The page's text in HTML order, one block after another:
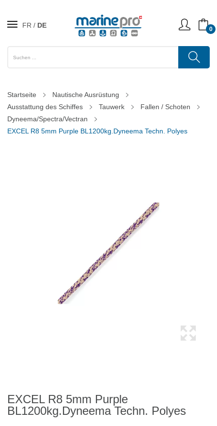
FR DE 0
Startseite
Nautische Ausrüstung
Ausstattung des Schiffes
Tauwerk
Fallen / Schoten
Dyneema/Spectra/Vectran
EXCEL R8 5mm Purple BL1200kg.Dyneema Techn. Polyes
EXCEL R8 5mm Purple
BL1200kg.Dyneema Techn. Polyes